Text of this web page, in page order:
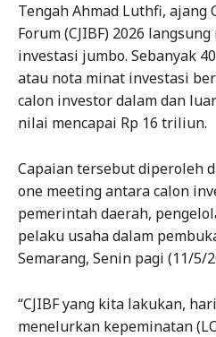
Tengah Ahmad Luthfi, ajang
Forum (CJIBF) 2026
investasi jumbo. Sebanyak
atau nota minat investasi
calon investor dalam dan
nilai mencapai Rp 16 triliun.
Capaian tersebut diperoleh
one meeting antara calon
pemerintah daerah,
pelaku usaha dalam
Semarang, Senin pagi (11/5/
“CJIBF yang kita lakukan,
menelurkan kepeminatan